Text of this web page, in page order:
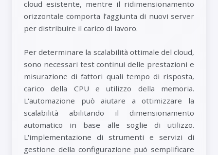
cloud esistente, mentre il ridimensionamento
orizzontale comporta l’aggiunta di nuovi server
per distribuire il carico di lavoro.
Per determinare la scalabilità ottimale del cloud,
sono necessari test continui delle prestazioni e
misurazione di fattori quali tempo di risposta,
carico della CPU e utilizzo della memoria.
L'automazione può aiutare a ottimizzare la
scalabilità abilitando il dimensionamento
automatico in base alle soglie di utilizzo.
L'implementazione di strumenti e servizi di
gestione della configurazione può semplificare